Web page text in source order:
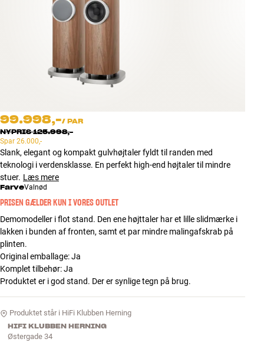
Tilbehør
INSPIRATION
MÆRKER
TILBUD
Find Butik
Kundeservice
Log ind
Kundeservice
99.998,-/ PAR
NYPRIS125.998,-
Spar 26.000,-
Slank, elegant og kompakt gulvhøjtaler fyldt til randen med
teknologi i verdensklasse. En perfekt high-end højtaler til mindre
stuer. Læs mere
FarveValnød
PRISEN GÆLDER KUN I VORES OUTLET
Demomodeller i flot stand. Den ene højttaler har et lille slidmærke i
lakken i bunden af fronten, samt et par mindre malingafskrab på
plinten.
Original emballage:Ja
Komplet tilbehør:Ja
Produktet er i god stand. Der er synlige tegn på brug.
Produktet står i HiFi Klubben Herning
HIFI KLUBBEN HERNING
Østergade 34